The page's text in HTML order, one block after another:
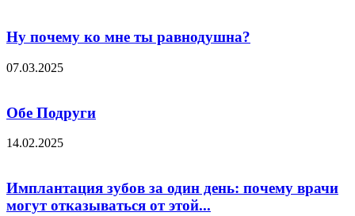
Ну почему ко мне ты равнодушна?
07.03.2025
Обе Подруги
14.02.2025
Имплантация зубов за один день: почему врачи
могут отказываться от этой...